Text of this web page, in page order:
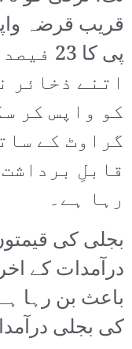
قریب قرضہ
پی کا
اتنے ذخائر
کو واپس کر
گراوٹ کے
قابلِ
رہا ہے۔
بجلی کی
درآمدات کے
باعث بن رہا